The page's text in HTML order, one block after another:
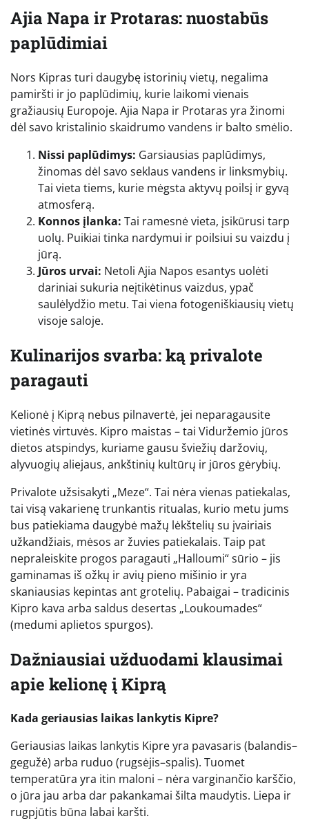
Ajia Napa ir Protaras: nuostabūs
paplūdimiai
Nors Kipras turi daugybę istorinių vietų, negalima
pamiršti ir jo paplūdimių, kurie laikomi vienais
gražiausių Europoje. Ajia Napa ir Protaras yra žinomi
dėl savo kristalinio skaidrumo vandens ir balto smėlio.
Nissi paplūdimys: Garsiausias paplūdimys,
žinomas dėl savo seklaus vandens ir linksmybių.
Tai vieta tiems, kurie mėgsta aktyvų poilsį ir gyvą
atmosferą.
Konnos įlanka: Tai ramesnė vieta, įsikūrusi tarp
uolų. Puikiai tinka nardymui ir poilsiui su vaizdu į
jūrą.
Jūros urvai: Netoli Ajia Napos esantys uolėti
dariniai sukuria neįtikėtinus vaizdus, ypač
saulėlydžio metu. Tai viena fotogeniškiausių vietų
visoje saloje.
Kulinarijos svarba: ką privalote
paragauti
Kelionė į Kiprą nebus pilnavertė, jei neparagausite
vietinės virtuvės. Kipro maistas – tai Viduržemio jūros
dietos atspindys, kuriame gausu šviežių daržovių,
alyvuogių aliejaus, ankštinių kultūrų ir jūros gėrybių.
Privalote užsisakyti „Meze“. Tai nėra vienas patiekalas,
tai visą vakarienę trunkantis ritualas, kurio metu jums
bus patiekiama daugybė mažų lėkštelių su įvairiais
užkandžiais, mėsos ar žuvies patiekalais. Taip pat
nepraleiskite progos paragauti „Halloumi“ sūrio – jis
gaminamas iš ožkų ir avių pieno mišinio ir yra
skaniausias kepintas ant grotelių. Pabaigai – tradicinis
Kipro kava arba saldus desertas „Loukoumades“
(medumi aplietos spurgos).
Dažniausiai užduodami klausimai
apie kelionę į Kiprą
Kada geriausias laikas lankytis Kipre?
Geriausias laikas lankytis Kipre yra pavasaris (balandis–
gegužė) arba ruduo (rugsėjis–spalis). Tuomet
temperatūra yra itin maloni – nėra varginančio karščio,
o jūra jau arba dar pakankamai šilta maudytis. Liepa ir
rugpjūtis būna labai karšti.